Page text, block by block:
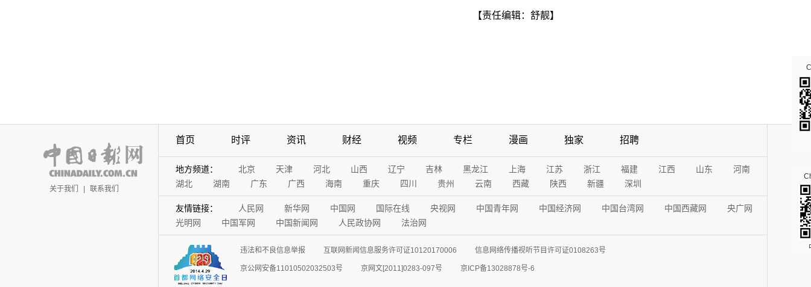
【责任编辑：舒靓】
关于我们 | 联系我们
首页 时评 资讯 财经 视频 专栏 漫画 独家 招聘
地方频道： 北京 天津 河北 山西 辽宁 吉林 黑龙江 上海 江苏 浙江 福建 江西 山东
河南
湖北
湖南 广东 广西 海南 重庆 四川 贵州 云南 西藏 陕西 新疆 深圳
友情链接： 人民网 新华网 中国网 国际在线 央视网 中国青年网 中国经济网 中国台湾网 中国西藏网
央广网
光明网
中国军网 中国新闻网 人民政协网 法治网
违法和不良信息举报 互联网新闻信息服务许可证10120170006 信息网络传播视听节目许可证0108263号
京公网安备11010502032503号 京网文[2011]0283-097号 京ICP备13028878号-6